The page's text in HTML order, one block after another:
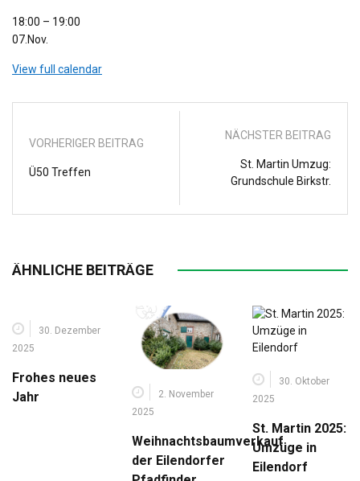
St.
Martin
Grundschule
18:00 – 19:00
07.Nov.
View full calendar
VORHERIGER BEITRAG
Ü50 Treffen
NÄCHSTER BEITRAG
St. Martin Umzug:
Grundschule Birkstr.
ÄHNLICHE BEITRÄGE
30. Dezember
2025
Frohes neues
Jahr
2. November
2025
Weihnachtsbaumverkauf
der Eilendorfer
30. Oktober
2025
St. Martin 2025:
Umzüge in
Eilendorf